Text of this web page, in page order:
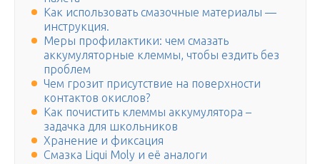
Как использовать смазочные материалы —
инструкция.
Меры профилактики: чем смазать
аккумуляторные клеммы, чтобы ездить без
проблем
Чем грозит присутствие на поверхности
контактов окислов?
Как почистить клеммы аккумулятора –
задачка для школьников
Хранение и фиксация
Смазка Liqui Moly и её аналоги